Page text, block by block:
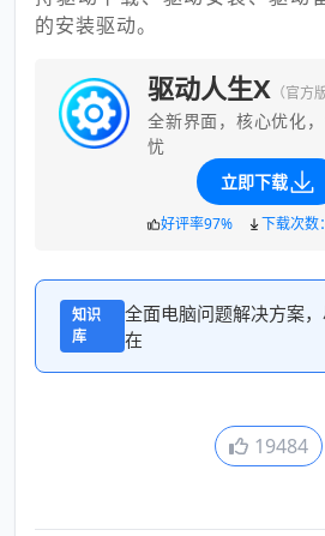
的安装驱动。
驱动人生X （官方
全新界面，核心优化
忧
立即下载
好评率97% 下载次数
知识
库
全面电脑问题解决方案
在
19484